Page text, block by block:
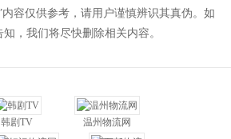
内容仅供参考，请用户谨慎辨识其真伪。如
，我们将尽快删除相关内容。
韩剧TV 温州物流网